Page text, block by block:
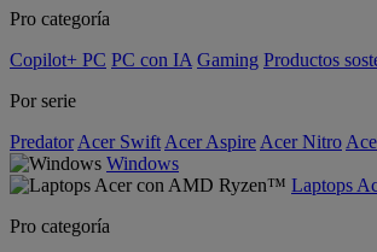
Pro categoría
Copilot+ PC PC con IA Gaming Productos
Por serie
Predator Acer Swift Acer Aspire Acer Nitro
Windows
Laptops
Pro categoría